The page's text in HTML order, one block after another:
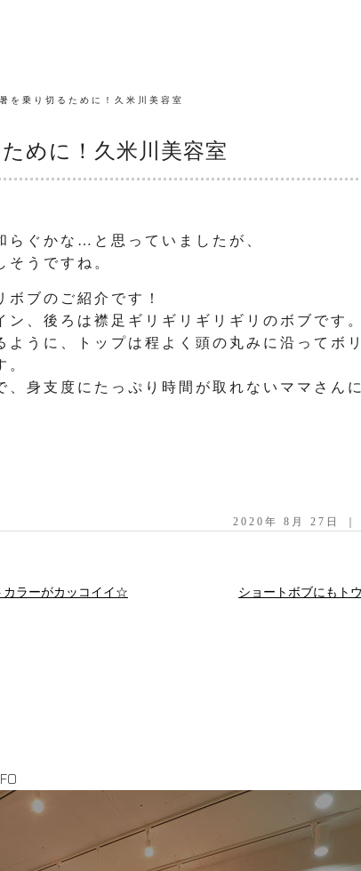
を乗り切るために！久米川美容室
めに！久米川美容室
らぐかな…と思っていましたが、
そうですね。
ボブのご紹介です！
ン、後ろは襟足ギリギリギリギリのボブです。
ように、トップは程よく頭の丸みに沿ってボ
。
、身支度にたっぷり時間が取れないママさん
2020年 8月 27日 ｜
カラーがカッコイイ☆ ショートボブにもト